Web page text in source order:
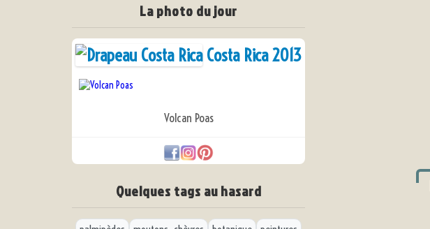
La photo du jour
Costa Rica 2013
Volcan Poas
Quelques tags au hasard